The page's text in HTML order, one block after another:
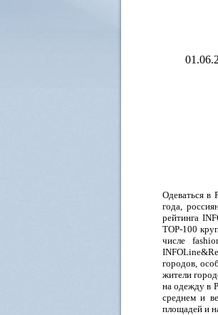
Одеваться в
года,
рейтинга
TOP-100
числе
городов,
жители
на одежду в
среднем и
площадей и